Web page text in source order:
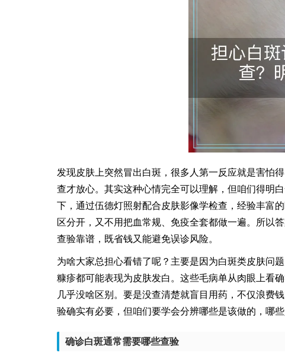
发现皮肤上突然冒出白斑，很多人第一反应就是害怕
查才放心。其实这种心情完全可以理解，但咱们得明
下，通过伍德灯照射配合皮肤影像学检查，经验丰富
区分开，又不用把血常规、免疫全套都做一遍。所以
查验靠谱，既省钱又能避免误诊风险。
为啥大家总担心看错了呢？主要是因为白斑类皮肤问
糠疹都可能表现为皮肤发白。这些毛病单从肉眼上看
几乎没啥区别。要是没查清楚就盲目用药，不仅浪费
验确实有必要，但咱们要学会分辨哪些是该做的，哪些
确诊白斑通常需要哪些查验